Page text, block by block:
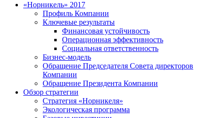
«Норникель» 2017
Профиль Компании
Ключевые результаты
Финансовая устойчивость
Операционная эффективность
Социальная ответственность
Бизнес-модель
Обращение Председателя Совета директоров
Компании
Обращение Президента Компании
Обзор стратегии
Стратегия «Норникеля»
Экологическая программа